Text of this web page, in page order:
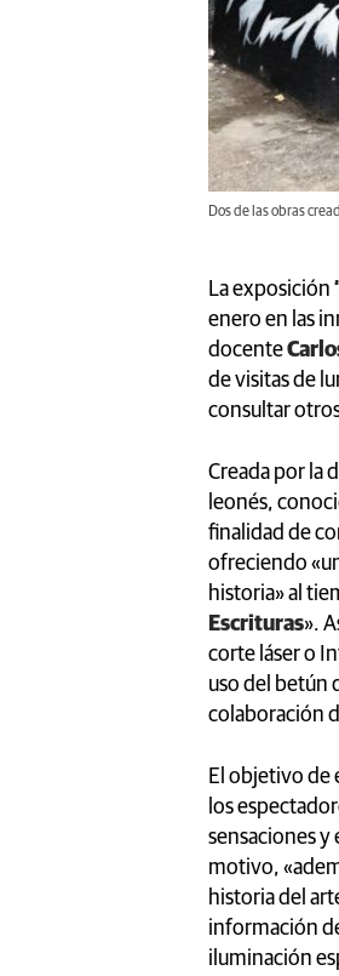
Dos de las obras
La exposición
enero en las
docente
de visitas de
consultar
Creada por la
leonés,
finalidad de
ofreciendo
historia» al
Escrituras».
corte láser o
uso del betún
colaboración
El objetivo de
los
sensaciones y
motivo,
historia del
información
iluminación